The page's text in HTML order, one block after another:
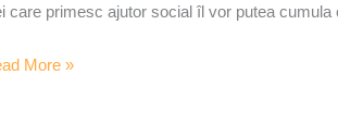
care primesc ajutor social îl vor putea
More »